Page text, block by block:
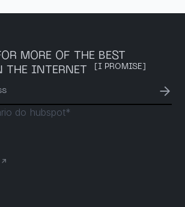
MORE OF THE BEST
THE INTERNET
[I PROMISE]
→
do hubspot*
↗